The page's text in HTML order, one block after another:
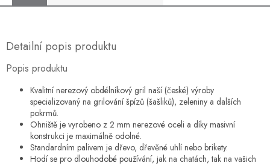
Detailní popis produktu
Popis produktu
Kvalitní nerezový obdélníkový gril naší (české) výroby
specializovaný na grilování špízů (šašliků), zeleniny a dalších
pokrmů.
Ohniště je vyrobeno z 2 mm nerezové oceli a díky masivní
konstrukci je maximálně odolné.
Standardním palivem je dřevo, dřevěné uhlí nebo brikety.
Hodí se pro dlouhodobé používání, jak na chatách, tak na vašich